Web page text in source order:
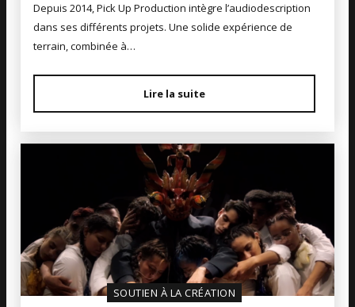
Depuis 2014, Pick Up Production intègre l’audiodescription
dans ses différents projets. Une solide expérience de
terrain, combinée à…
Lire la suite
SOUTIEN À LA CRÉATION